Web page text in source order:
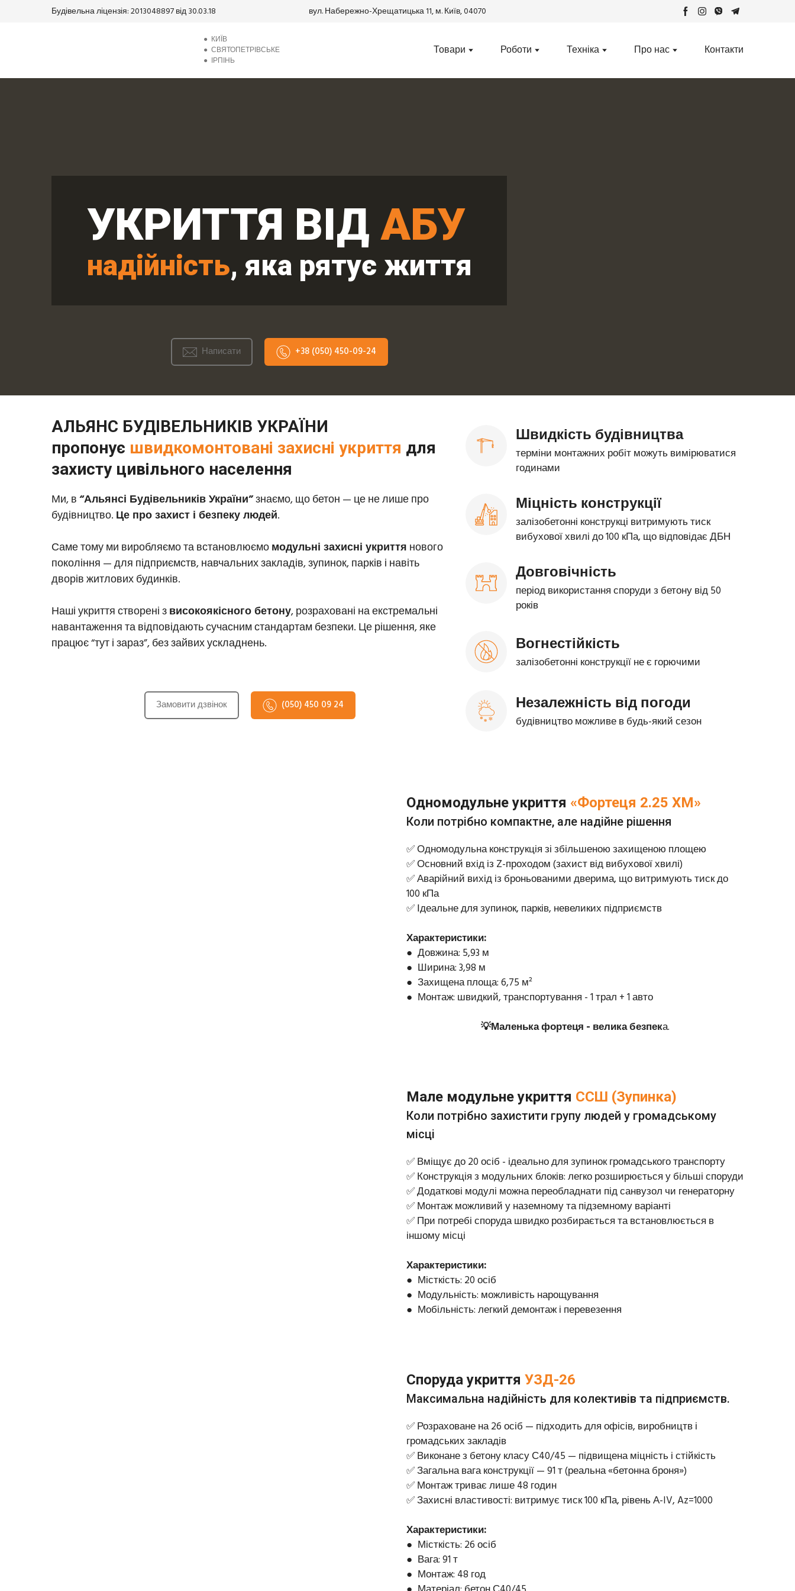
Будівельна ліцензія: 2013048897 від 30.03.18 вул. Набережно-Хрещатицька 11, м. Київ, 04070
● КИЇВ
●СВЯТОПЕТРІВСЬКЕ
● ІРПІНЬ
Товари Роботи Техніка Про нас Контакти
УКРИТТЯ ВІД АБУ
надійність, яка рятує життя
Написати +38 (050) 450-09-24
АЛЬЯНС БУДІВЕЛЬНИКІВ УКРАЇНИ
пропонує швидкомонтовані захисні укриття для
захисту цивільного населення
Ми, в“Альянсі Будівельників України”знаємо, що бетон — це не лише про
будівництво. Це про захист і безпеку людей.
Саме тому ми виробляємо та встановлюємомодульні захисні укриття нового
покоління — для підприємств, навчальних закладів, зупинок, парків і навіть
дворів житлових будинків.
Наші укриття створені звисокоякісного бетону, розраховані на екстремальні
навантаження та відповідають сучасним стандартам безпеки. Це рішення, яке
працює “тут і зараз”, без зайвих ускладнень.
Замовити дзвінок (050) 450 09 24
Швидкість будівництва
терміни монтажних робіт можуть вимірюватися
годинами
Міцність конструкції
залізобетонні конструкці витримують тиск
вибухової хвилі до 100 кПа, що відповідає ДБН
Довговічність
період використання споруди з бетону від 50
років
Вогнестійкість
залізобетонні конструкції не є горючими
Незалежність від погоди
будівництво можливе в будь-який сезон
Одномодульне укриття «Фортеця 2.25 ХМ»
Коли потрібно компактне, але надійне рішення
✅ Одномодульна конструкція зі збільшеною захищеною площею
✅ Основний вхід із Z-проходом (захист від вибухової хвилі)
✅ Аварійний вихід із броньованими дверима, що витримують тиск до
100 кПа
✅ Ідеальне для зупинок, парків, невеликих підприємств
Характеристики:
● Довжина: 5,93 м
● Ширина: 3,98 м
● Захищена площа: 6,75 м²
● Монтаж: швидкий, транспортування - 1 трал + 1 авто
💡Маленька фортеця - велика безпека.
Малe модульнe укриття ССШ (Зупинка)
Коли потрібно захистити групу людей у громадському
місці
✅ Вміщує до 20 осіб - ідеально для зупинок громадського транспорту
✅ Конструкція з модульних блоків: легко розширюється у більші споруди
✅ Додаткові модулі можна переобладнати під санвузол чи генераторну
✅ Монтаж можливий у наземному та підземному варіанті
✅ При потребі споруда швидко розбирається та встановлюється в
іншому місці
Характеристики:
● Місткість: 20 осіб
● Модульність: можливість нарощування
● Мобільність: легкий демонтаж і перевезення
Споруда укриття УЗД-26
Максимальна надійність для колективів та підприємств.
✅ Розраховане на 26 осіб — підходить для офісів, виробництв і
громадських закладів
✅ Виконане з бетону класу С40/45 — підвищена міцність і стійкість
✅ Загальна вага конструкції — 91 т (реальна «бетонна броня»)
✅ Монтаж триває лише 48 годин
✅ Захисні властивості: витримує тиск 100 кПа, рівень А-IV, Az=1000
Характеристики:
● Місткість: 26 осіб
● Вага: 91 т
● Монтаж: 48 год